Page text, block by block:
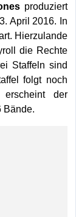
produziert
April 2016. In
Hierzulande
die Rechte
Staffeln sind
folgt noch
erscheint der
Bände.